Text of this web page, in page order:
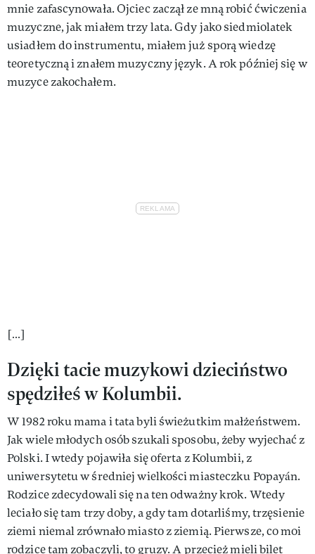
mnie zafascynowała. Ojciec zaczął ze mną robić ćwiczenia
muzyczne, jak miałem trzy lata. Gdy jako siedmiolatek
usiadłem do instrumentu, miałem już sporą wiedzę
teoretyczną i znałem muzyczny język. A rok później się w
muzyce zakochałem.
[…]
Dzięki tacie muzykowi dzieciństwo
spędziłeś w Kolumbii.
W 1982 roku mama i tata byli świeżutkim małżeństwem.
Jak wiele młodych osób szukali sposobu, żeby wyjechać z
Polski. I wtedy pojawiła się oferta z Kolumbii, z
uniwersytetu w średniej wielkości miasteczku Popayán.
Rodzice zdecydowali się na ten odważny krok. Wtedy
leciało się tam trzy doby, a gdy tam dotarliśmy, trzęsienie
ziemi niemal zrównało miasto z ziemią. Pierwsze, co moi
rodzice tam zobaczyli, to gruzy. A przecież mieli bilet